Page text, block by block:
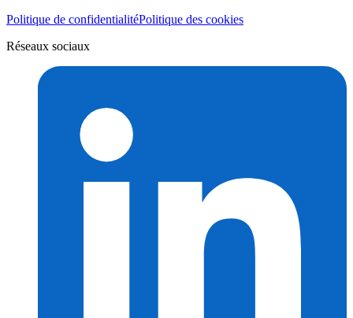
Politique de confidentialitéPolitique des cookies
Réseaux sociaux